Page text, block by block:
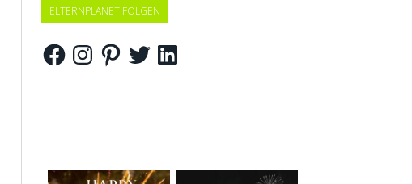
ELTERNPLANET FOLGEN
FacebookInstagramPinterestTwitterLinkedIn